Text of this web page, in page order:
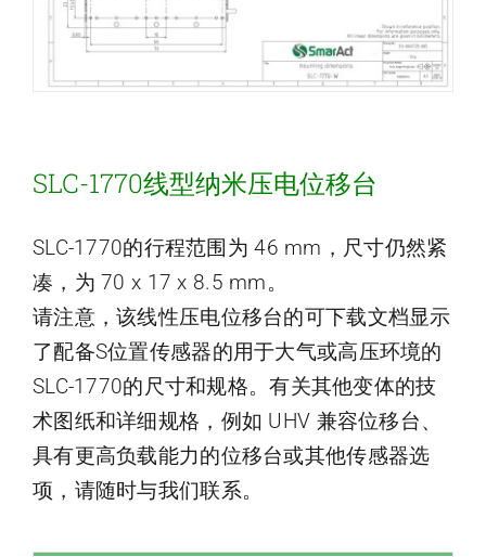
SLC-1770线型纳米压电位移台
SLC-1770的行程范围为 46 mm，尺寸仍然紧
凑，为 70 x 17 x 8.5 mm。
请注意，该线性压电位移台的可下载文档显示
了配备S位置传感器的用于大气或高压环境的
SLC-1770的尺寸和规格。有关其他变体的技
术图纸和详细规格，例如 UHV 兼容位移台、
具有更高负载能力的位移台或其他传感器选
项，请随时与我们联系。